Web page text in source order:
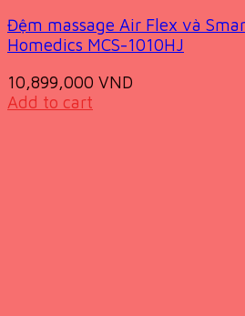
Đệm massage Air Flex và
Homedics MCS-1010HJ
10,899,000 VND
Add to cart